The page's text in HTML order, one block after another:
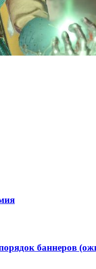
баннеров